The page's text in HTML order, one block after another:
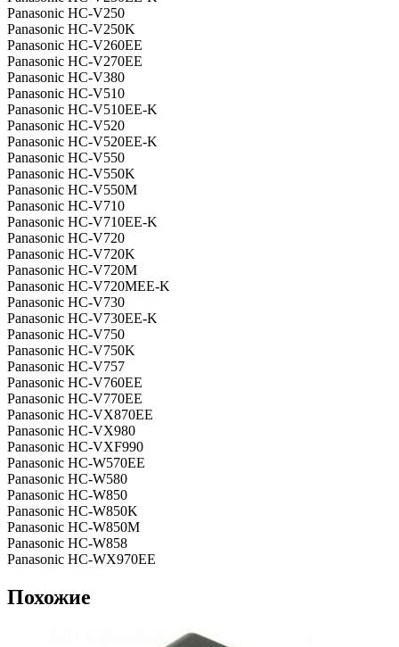
Panasonic HC-V250
Panasonic HC-V250K
Panasonic HC-V260EE
Panasonic HC-V270EE
Panasonic HC-V380
Panasonic HC-V510
Panasonic HC-V510EE-K
Panasonic HC-V520
Panasonic HC-V520EE-K
Panasonic HC-V550
Panasonic HC-V550K
Panasonic HC-V550M
Panasonic HC-V710
Panasonic HC-V710EE-K
Panasonic HC-V720
Panasonic HC-V720K
Panasonic HC-V720M
Panasonic HC-V720MEE-K
Panasonic HC-V730
Panasonic HC-V730EE-K
Panasonic HC-V750
Panasonic HC-V750K
Panasonic HC-V757
Panasonic HC-V760EE
Panasonic HC-V770EE
Panasonic HC-VX870EE
Panasonic HC-VX980
Panasonic HC-VXF990
Panasonic HC-W570EE
Panasonic HC-W580
Panasonic HC-W850
Panasonic HC-W850K
Panasonic HC-W850M
Panasonic HC-W858
Panasonic HC-WX970EE
Похожие